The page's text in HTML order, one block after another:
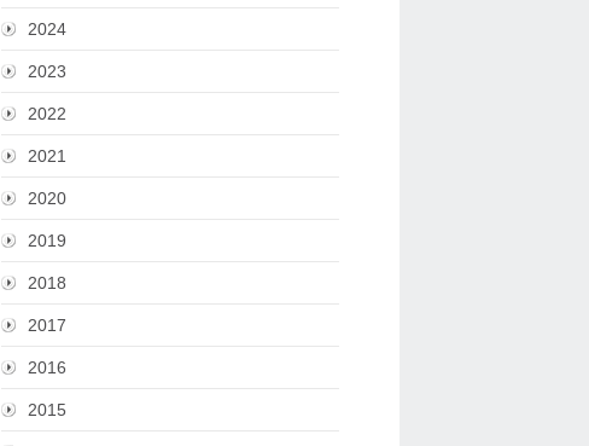
2024
2023
2022
2021
2020
2019
2018
2017
2016
2015